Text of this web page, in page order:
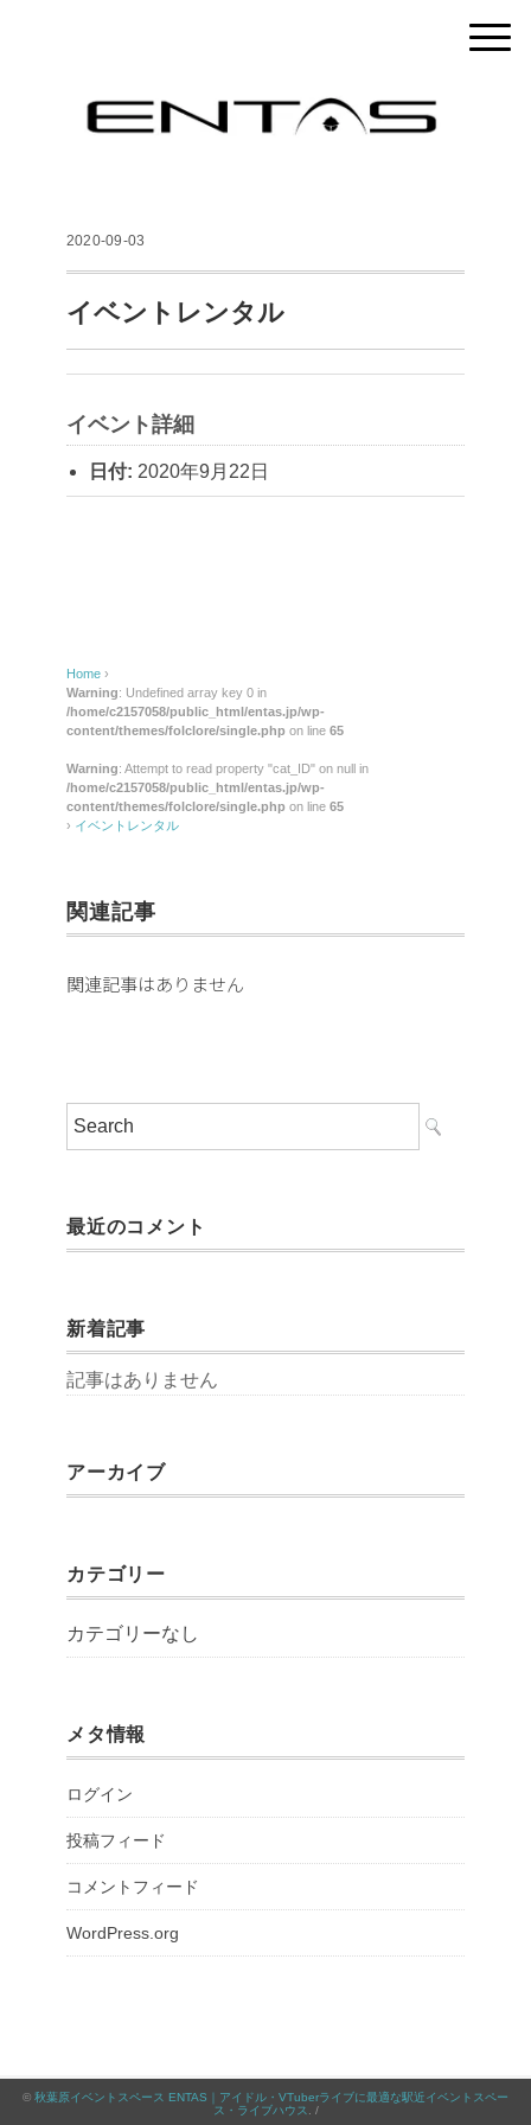
2020-09-03
イベントレンタル
イベント詳細
日付: 2020年9月22日
Home ›
Warning: Undefined array key 0 in
/home/c2157058/public_html/entas.jp/wp-
content/themes/folclore/single.php on line 65
Warning: Attempt to read property "cat_ID" on null in
/home/c2157058/public_html/entas.jp/wp-
content/themes/folclore/single.php on line 65
› イベントレンタル
関連記事
関連記事はありません
最近のコメント
新着記事
記事はありません
アーカイブ
カテゴリー
カテゴリーなし
メタ情報
ログイン
投稿フィード
コメントフィード
WordPress.org
© 秋葉原イベントスペース ENTAS｜アイドル・VTuberライブに最適な駅近イベントスペー
ス・ライブハウス
. /